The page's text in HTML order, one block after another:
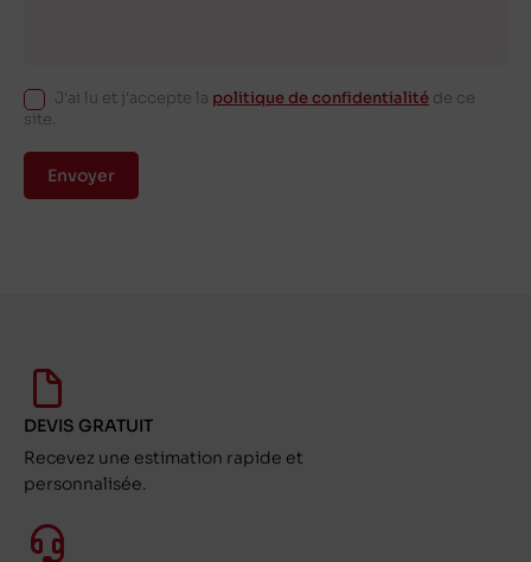
J'ai lu et j'accepte la politique de confidentialité de ce
site.
Envoyer
DEVIS GRATUIT
Recevez une estimation rapide et
personnalisée.